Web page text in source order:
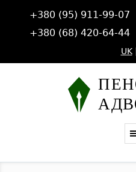
+380 (95) 911-99-07
+380 (68) 420-64-44
UK|